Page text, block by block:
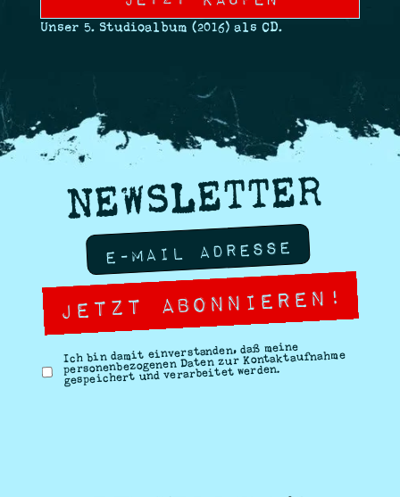
Unser 5. Studioalbum (2016) als CD.
NEWSLETTER
Ich bin damit einverstanden, daß meine
personenbezogenen Daten zur Kontaktaufnahme
gespeichert und verarbeitet werden.